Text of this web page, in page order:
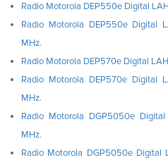
Radio Motorola DEP550e Digital
Radio Motorola DEP550e Digital
MHz.
Radio Motorola DEP570e Digital
Radio Motorola DEP570e Digital
MHz.
Radio Motorola DGP5050e Digital
MHz.
Radio Motorola DGP5050e Digital